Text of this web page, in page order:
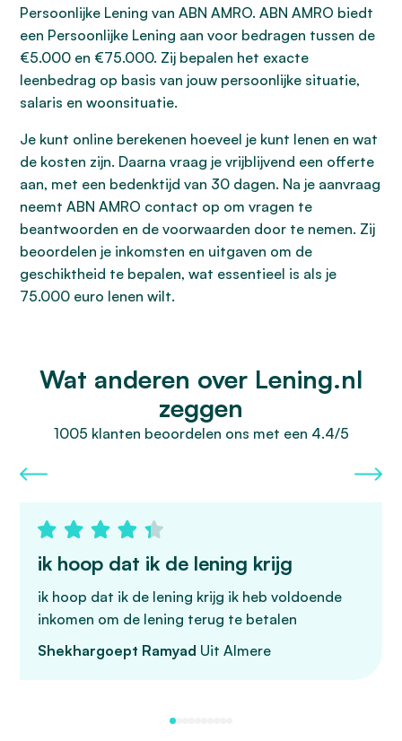
Persoonlijke Lening van ABN AMRO. ABN AMRO biedt
een Persoonlijke Lening aan voor bedragen tussen de
€5.000 en €75.000. Zij bepalen het exacte
leenbedrag op basis van jouw persoonlijke situatie,
salaris en woonsituatie.
Je kunt online berekenen hoeveel je kunt lenen en wat
de kosten zijn. Daarna vraag je vrijblijvend een offerte
aan, met een bedenktijd van 30 dagen. Na je aanvraag
neemt ABN AMRO contact op om vragen te
beantwoorden en de voorwaarden door te nemen. Zij
beoordelen je inkomsten en uitgaven om de
geschiktheid te bepalen, wat essentieel is als je
75.000 euro lenen wilt.
Wat anderen over Lening.nl
zeggen
1005 klanten beoordelen ons met een 4.4/5
ik hoop dat ik de lening krijg
ik hoop dat ik de lening krijg ik heb voldoende
inkomen om de lening terug te betalen
Shekhargoept Ramyad Uit Almere